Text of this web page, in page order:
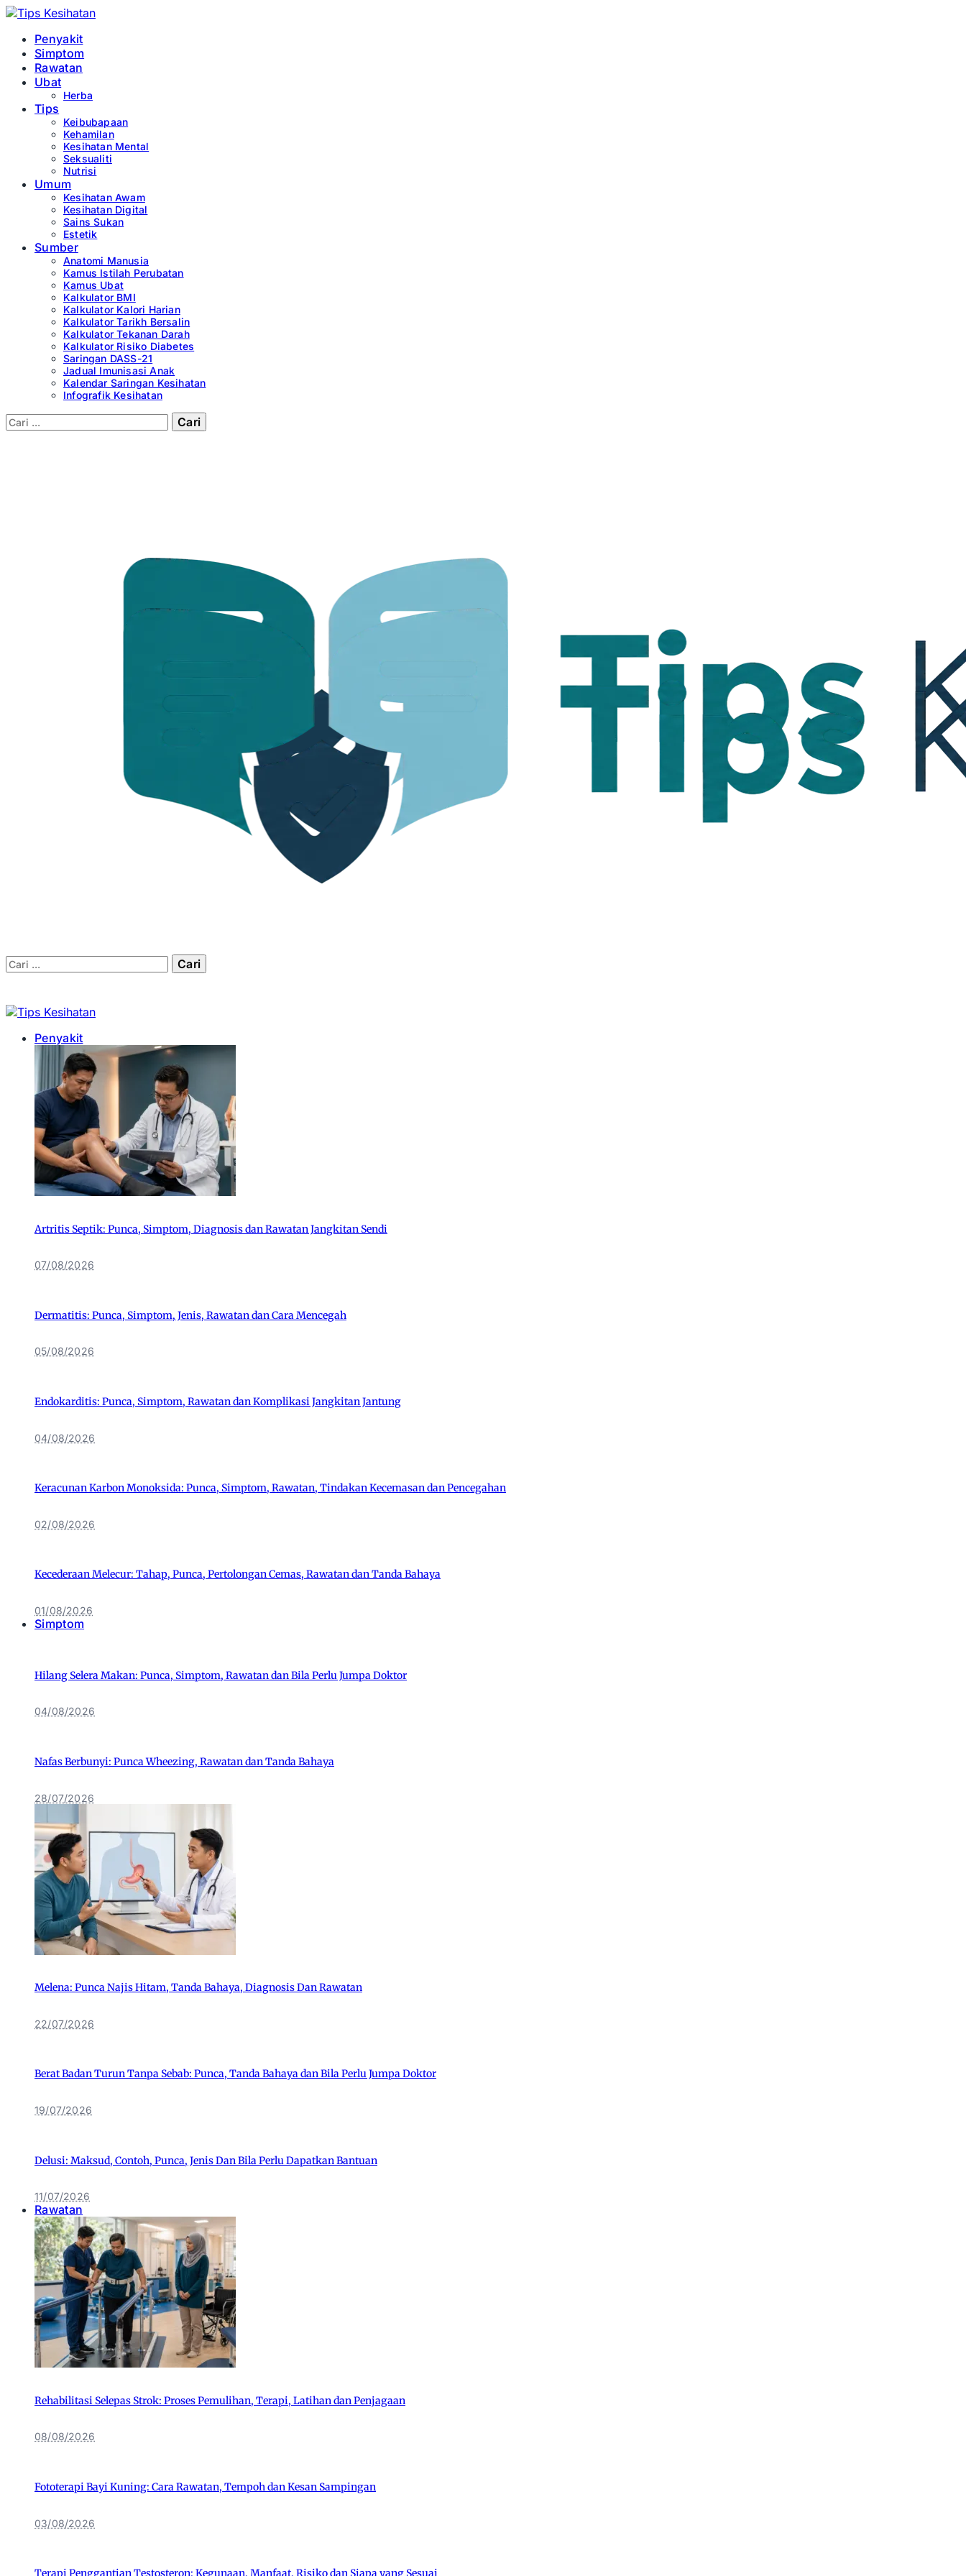
Penyakit
Simptom
Rawatan
Ubat
Herba
Tips
Keibubapaan
Kehamilan
Kesihatan Mental
Seksualiti
Nutrisi
Umum
Kesihatan Awam
Kesihatan Digital
Sains Sukan
Estetik
Sumber
Anatomi Manusia
Kamus Istilah Perubatan
Kamus Ubat
Kalkulator BMI
Kalkulator Kalori Harian
Kalkulator Tarikh Bersalin
Kalkulator Tekanan Darah
Kalkulator Risiko Diabetes
Saringan DASS-21
Jadual Imunisasi Anak
Kalendar Saringan Kesihatan
Infografik Kesihatan
Cari:
Cari:
Penyakit
Artritis Septik: Punca, Simptom, Diagnosis dan Rawatan Jangkitan Sendi
07/08/2026
Dermatitis: Punca, Simptom, Jenis, Rawatan dan Cara Mencegah
05/08/2026
Endokarditis: Punca, Simptom, Rawatan dan Komplikasi Jangkitan Jantung
04/08/2026
Keracunan Karbon Monoksida: Punca, Simptom, Rawatan, Tindakan Kecemasan dan Pencegahan
02/08/2026
Kecederaan Melecur: Tahap, Punca, Pertolongan Cemas, Rawatan dan Tanda Bahaya
01/08/2026
Simptom
Hilang Selera Makan: Punca, Simptom, Rawatan dan Bila Perlu Jumpa Doktor
04/08/2026
Nafas Berbunyi: Punca Wheezing, Rawatan dan Tanda Bahaya
28/07/2026
Melena: Punca Najis Hitam, Tanda Bahaya, Diagnosis Dan Rawatan
22/07/2026
Berat Badan Turun Tanpa Sebab: Punca, Tanda Bahaya dan Bila Perlu Jumpa Doktor
19/07/2026
Delusi: Maksud, Contoh, Punca, Jenis Dan Bila Perlu Dapatkan Bantuan
11/07/2026
Rawatan
Rehabilitasi Selepas Strok: Proses Pemulihan, Terapi, Latihan dan Penjagaan
08/08/2026
Fototerapi Bayi Kuning: Cara Rawatan, Tempoh dan Kesan Sampingan
03/08/2026
Terapi Penggantian Testosteron: Kegunaan, Manfaat, Risiko dan Siapa yang Sesuai